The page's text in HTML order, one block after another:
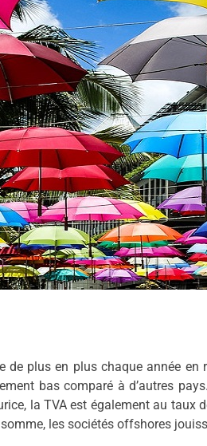
de plus en plus chaque année en
bas comparé à d’autres
la TVA est également au taux
les sociétés offshores